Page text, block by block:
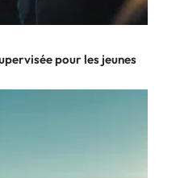
pour les jeunes